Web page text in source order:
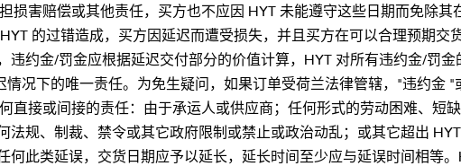
害赔偿或其他责任，买方也不应因 HYT 未能遵守这些日期而免除其
的过错造成，买方因延迟而遭受损失，并且买方在可以合理预期交
约金/罚金应根据延迟交付部分的价值计算，HYT 对所有违约金/罚金
况下的唯一责任。为免生疑问，如果订单受荷兰法律管辖，"违约金 "
接或间接的责任：由于承运人或供应商；任何形式的劳动困难、短
规、制裁、禁令或其它政府限制或禁止或政治动乱；或其它超出 HYT
此类延误，交货日期应予以延长，延长时间至少应与延误时间相等